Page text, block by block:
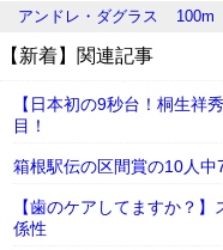
アンドレ・ダグラス 100m
【新着】関連記事
【日本初の9秒台！桐生祥
目！
箱根駅伝の区間賞の10人中
【歯のケアしてますか？
係性